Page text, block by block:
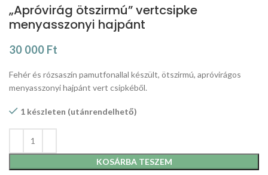
„Apróvirág ötszirmú” vertcsipke
menyasszonyi hajpánt
30 000 Ft
Fehér és rózsaszín pamutfonallal készült, ötszirmú, apróvirágos
menyasszonyi hajpánt vert csipkéből.
1 készleten (utánrendelhető)
KOSÁRBA TESZEM